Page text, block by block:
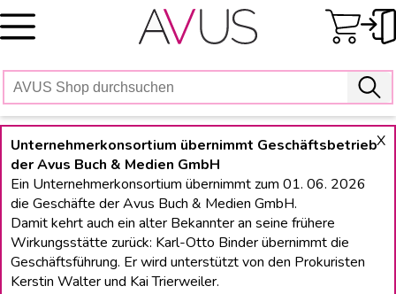
Skip
to
X
Unternehmerkonsortium übernimmt Geschäftsbetrieb
der Avus Buch & Medien GmbH
Ein Unternehmerkonsortium übernimmt zum 01. 06. 2026
die Geschäfte der Avus Buch & Medien GmbH.
Damit kehrt auch ein alter Bekannter an seine frühere
Wirkungsstätte zurück: Karl-Otto Binder übernimmt die
Geschäftsführung. Er wird unterstützt von den Prokuristen
Kerstin Walter und Kai Trierweiler.